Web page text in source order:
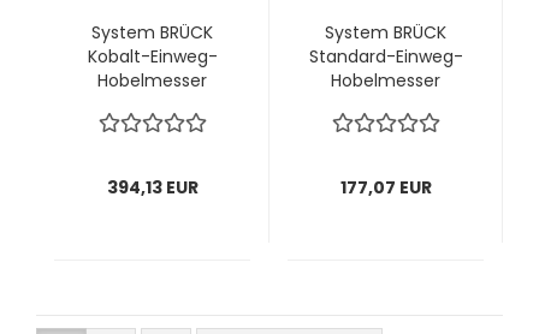
System BRÜCK
Kobalt-Einweg-
Hobelmesser
260x18,8x1,0 mm; 1
394,13 EUR
System BRÜCK
Standard-Einweg-
Hobelmesser
280x18,8x1,0 mm; 1
177,07 EUR